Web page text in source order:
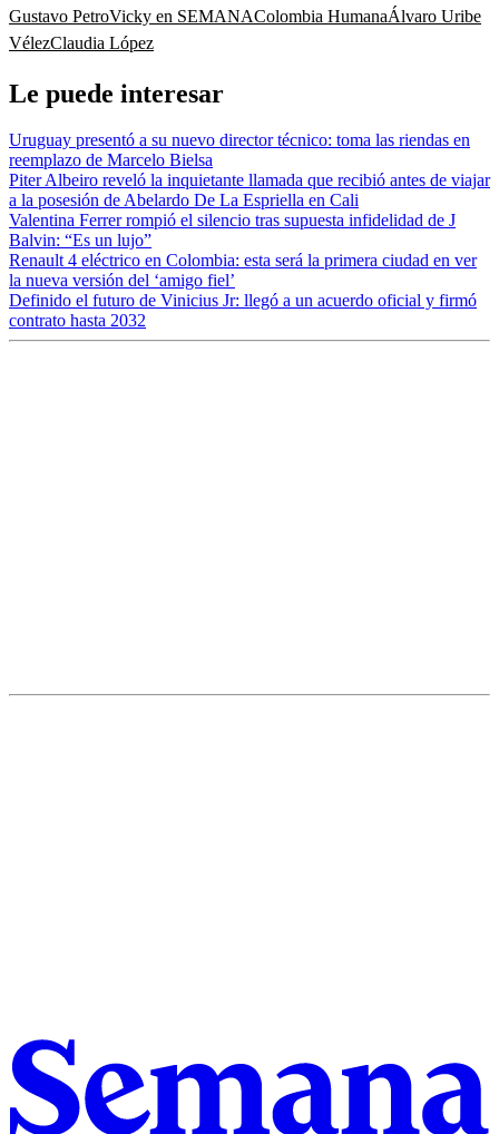
Gustavo PetroVicky en SEMANAColombia HumanaÁlvaro Uribe
VélezClaudia López
Le puede interesar
Uruguay presentó a su nuevo director técnico: toma las riendas en
reemplazo de Marcelo Bielsa
Piter Albeiro reveló la inquietante llamada que recibió antes de viajar
a la posesión de Abelardo De La Espriella en Cali
Valentina Ferrer rompió el silencio tras supuesta infidelidad de J
Balvin: “Es un lujo”
Renault 4 eléctrico en Colombia: esta será la primera ciudad en ver
la nueva versión del ‘amigo fiel’
Definido el futuro de Vinicius Jr: llegó a un acuerdo oficial y firmó
contrato hasta 2032